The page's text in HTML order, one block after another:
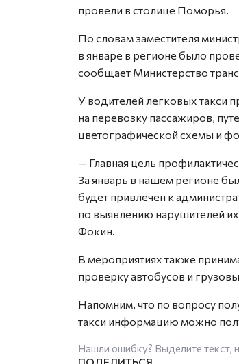
провели в столице Поморья.
По словам заместителя
в январе в регионе было
сообщает Министерство
У водителей легковых такси
на перевозку пассажиров,
цветографической схемы и
— Главная цель
За январь в нашем регионе
будет привлечен к
по выявлению нарушителей
Фокин.
В мероприятиях также
проверку автобусов и
Напомним, что по вопросу
такси информацию можно
Нашли ошибку? Выделите текст,